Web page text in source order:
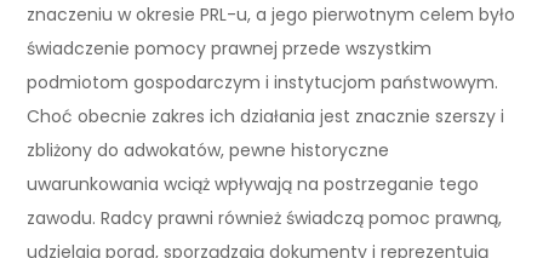
znaczeniu w okresie PRL-u, a jego pierwotnym celem było
świadczenie pomocy prawnej przede wszystkim
podmiotom gospodarczym i instytucjom państwowym.
Choć obecnie zakres ich działania jest znacznie szerszy i
zbliżony do adwokatów, pewne historyczne
uwarunkowania wciąż wpływają na postrzeganie tego
zawodu. Radcy prawni również świadczą pomoc prawną,
udzielają porad, sporządzają dokumenty i reprezentują